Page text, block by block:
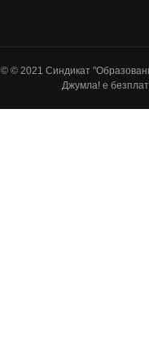
© © 2021 Синдикат
Джумла! е